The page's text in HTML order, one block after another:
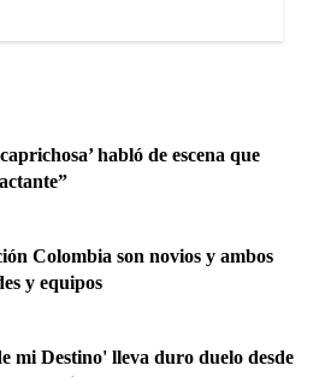
habló de escena que
Colombia son novios y ambos
y equipos
mi Destino' lleva duro duelo desde